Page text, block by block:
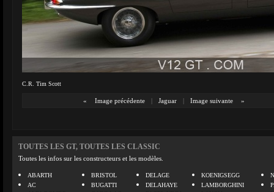
C.R. Tim Scott
« Image précédente | Jaguar | Image suivante »
TOUTES LES GT, TOUTES LES CLASSIC
Toutes les infos sur les constructeurs et les modèles.
ABARTH
AC
BRISTOL
BUGATTI
DELAGE
DELAHAYE
KOENIGSEGG
LAMBORGHINI